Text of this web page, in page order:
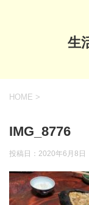
生
HOME >
IMG_8776
投稿日： 2020年6月8日